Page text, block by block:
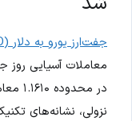
جفت‌ارز یورو به دلار (EUR/USD)
معاملات آسیایی
در
نزولی، نشانه‌های